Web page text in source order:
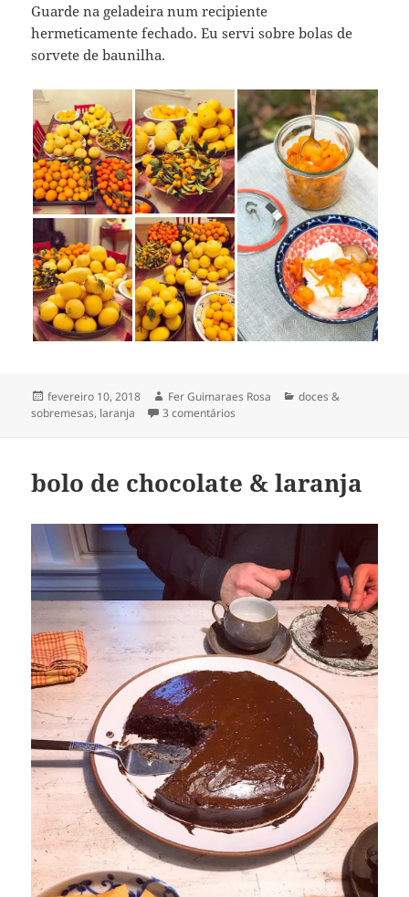
Guarde na geladeira num recipiente
hermeticamente fechado. Eu servi sobre bolas de
sorvete de baunilha.
Publicado
em
fevereiro 10, 2018 Autor
Fer Guimaraes Rosa Categorias
doces &
sobremesas, laranja 3 comentários
bolo de chocolate & laranja